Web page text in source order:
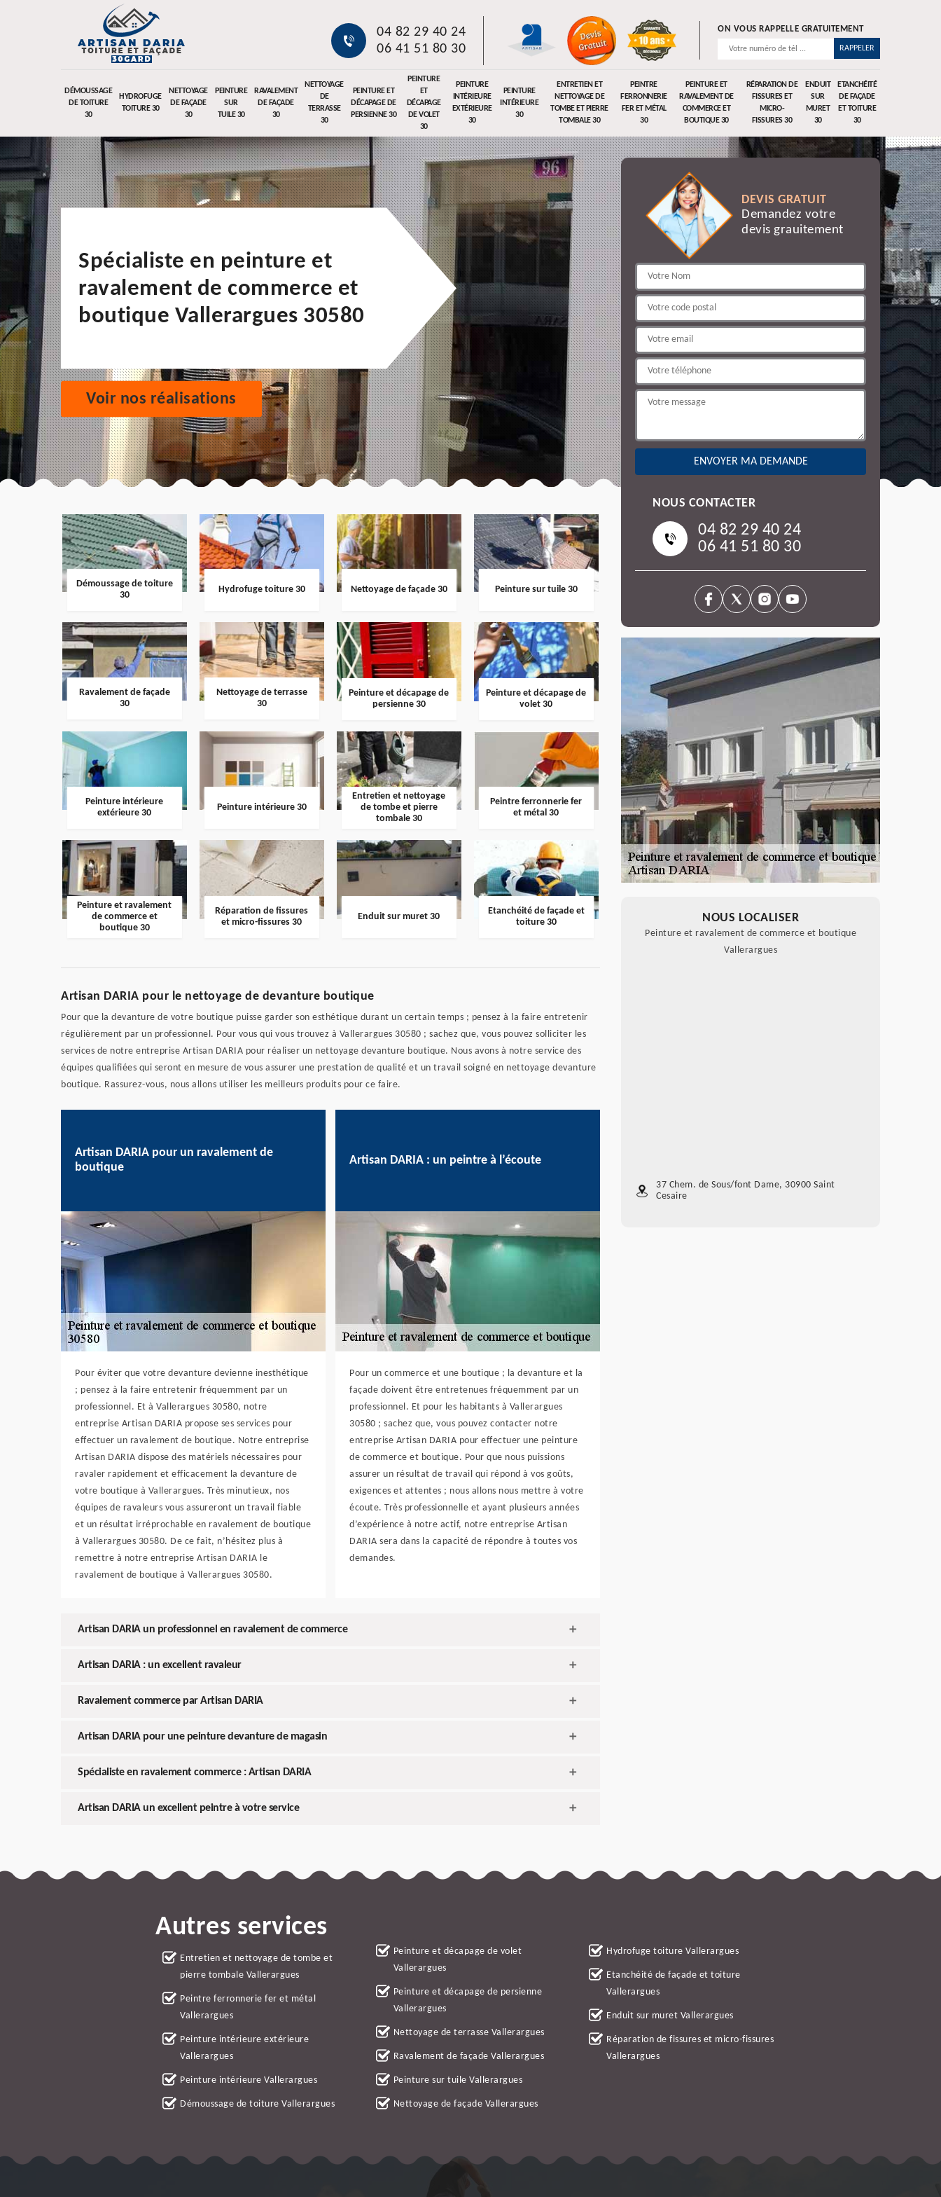
04 82 29 40 24
06 41 51 80 30
ON VOUS RAPPELLE GRATUITEMENT
DÉMOUSSAGE
DE TOITURE
30
HYDROFUGE
TOITURE 30
NETTOYAGE
DE FAÇADE
30
PEINTURE
SUR
TUILE 30
RAVALEMENT
DE FAÇADE
30
NETTOYAGE
DE
TERRASSE
30
PEINTURE ET
DÉCAPAGE DE
PERSIENNE 30
PEINTURE
ET
DÉCAPAGE
DE VOLET
30
PEINTURE
INTÉRIEURE
EXTÉRIEURE
30
PEINTURE
INTÉRIEURE
30
ENTRETIEN ET
NETTOYAGE DE
TOMBE ET PIERRE
TOMBALE 30
PEINTRE
FERRONNERIE
FER ET MÉTAL
30
PEINTURE ET
RAVALEMENT DE
COMMERCE ET
BOUTIQUE 30
RÉPARATION DE
FISSURES ET
MICRO-
FISSURES 30
ENDUIT
SUR
MURET
30
ETANCHÉITÉ
DE FAÇADE
ET TOITURE
30
Spécialiste en peinture et
ravalement de commerce et
boutique Vallerargues 30580
Voir nos réalisations
Démoussage de toiture
30
Hydrofuge toiture 30 Nettoyage de façade 30 Peinture sur tuile 30
Ravalement de façade
30
Nettoyage de terrasse
30
Peinture et décapage de
persienne 30
Peinture et décapage de
volet 30
Peinture intérieure
extérieure 30
Peinture intérieure 30
Entretien et nettoyage
de tombe et pierre
tombale 30
Peintre ferronnerie fer
et métal 30
Peinture et ravalement
de commerce et
boutique 30
Réparation de fissures
et micro-fissures 30
Enduit sur muret 30
Etanchéité de façade et
toiture 30
Artisan DARIA pour le nettoyage de devanture boutique
Pour que la devanture de votre boutique puisse garder son esthétique durant un certain temps ; pensez à la faire entretenir
régulièrement par un professionnel. Pour vous qui vous trouvez à Vallerargues 30580 ; sachez que, vous pouvez solliciter les
services de notre entreprise Artisan DARIA pour réaliser un nettoyage devanture boutique. Nous avons à notre service des
équipes qualifiées qui seront en mesure de vous assurer une prestation de qualité et un travail soigné en nettoyage devanture
boutique. Rassurez-vous, nous allons utiliser les meilleurs produits pour ce faire.
Artisan DARIA pour un ravalement de
boutique
Pour éviter que votre devanture devienne inesthétique
; pensez à la faire entretenir fréquemment par un
professionnel. Et à Vallerargues 30580, notre
entreprise Artisan DARIA propose ses services pour
effectuer un ravalement de boutique. Notre entreprise
Artisan DARIA dispose des matériels nécessaires pour
ravaler rapidement et efficacement la devanture de
votre boutique à Vallerargues. Très minutieux, nos
équipes de ravaleurs vous assureront un travail fiable
et un résultat irréprochable en ravalement de boutique
à Vallerargues 30580. De ce fait, n’hésitez plus à
remettre à notre entreprise Artisan DARIA le
ravalement de boutique à Vallerargues 30580.
Artisan DARIA : un peintre à l’écoute
Pour un commerce et une boutique ; la devanture et la
façade doivent être entretenues fréquemment par un
professionnel. Et pour les habitants à Vallerargues
30580 ; sachez que, vous pouvez contacter notre
entreprise Artisan DARIA pour effectuer une peinture
de commerce et boutique. Pour que nous puissions
assurer un résultat de travail qui répond à vos goûts,
exigences et attentes ; nous allons nous mettre à votre
écoute. Très professionnelle et ayant plusieurs années
d’expérience à notre actif, notre entreprise Artisan
DARIA sera dans la capacité de répondre à toutes vos
demandes.
Artisan DARIA un professionnel en ravalement de commerce
Artisan DARIA : un excellent ravaleur
Ravalement commerce par Artisan DARIA
Artisan DARIA pour une peinture devanture de magasin
Spécialiste en ravalement commerce : Artisan DARIA
Artisan DARIA un excellent peintre à votre service
DEVIS GRATUIT
Demandez votre
devis grauitement
NOUS CONTACTER
04 82 29 40 24
06 41 51 80 30
NOUS LOCALISER
Peinture et ravalement de commerce et boutique
Vallerargues
37 Chem. de Sous/font Dame, 30900 Saint
Cesaire
Autres services
Entretien et nettoyage de tombe et
pierre tombale Vallerargues
Peintre ferronnerie fer et métal
Vallerargues
Peinture intérieure extérieure
Vallerargues
Peinture intérieure Vallerargues
Démoussage de toiture Vallerargues
Peinture et décapage de volet
Vallerargues
Peinture et décapage de persienne
Vallerargues
Nettoyage de terrasse Vallerargues
Ravalement de façade Vallerargues
Peinture sur tuile Vallerargues
Nettoyage de façade Vallerargues
Hydrofuge toiture Vallerargues
Etanchéité de façade et toiture
Vallerargues
Enduit sur muret Vallerargues
Réparation de fissures et micro-fissures
Vallerargues